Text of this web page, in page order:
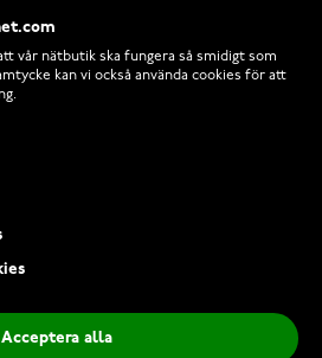
Lägg till i kundvagn
vår nätbutik ska fungera så smidigt som
kan vi också använda cookies för att
Acceptera alla